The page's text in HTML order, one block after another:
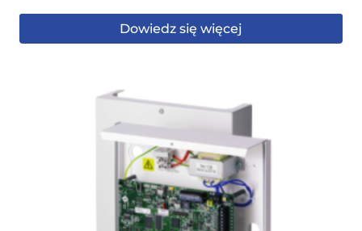
Dowiedz się więcej